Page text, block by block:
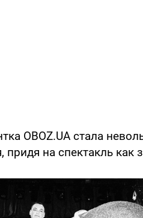
OBOZ.UA стала
придя на спектакль как